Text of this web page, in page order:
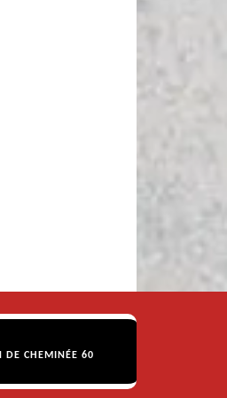
DE CHEMINÉE 60